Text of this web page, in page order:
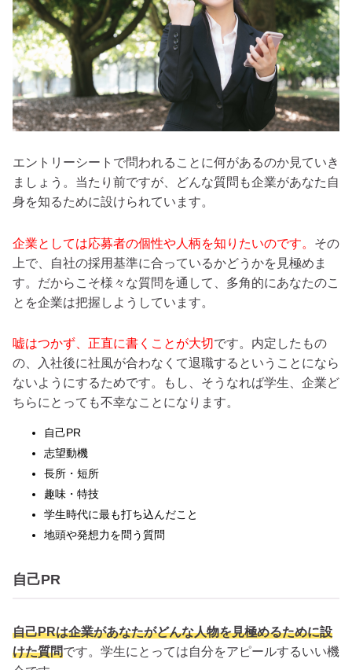
エントリーシートで問われることに何があるのか見ていき
ましょう。当たり前ですが、どんな質問も企業があなた自
身を知るために設けられています。
企業としては応募者の個性や人柄を知りたいのです。 その
上で、自社の採用基準に合っているかどうかを見極めま
す。だからこそ様々な質問を通して、多角的にあなたのこ
とを企業は把握しようしています。
嘘はつかず、正直に書くことが大切です。内定したもの
の、入社後に社風が合わなくて退職するということになら
ないようにするためです。もし、そうなれば学生、企業ど
ちらにとっても不幸なことになります。
自己PR
志望動機
長所・短所
趣味・特技
学生時代に最も打ち込んだこと
地頭や発想力を問う質問
自己PR
自己PRは企業があなたがどんな人物を見極めるために設
けた質問です。学生にとっては自分をアピールするいい機